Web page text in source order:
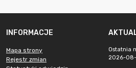
INFORMACJE
Mapa strony
Rejestr zmian
Ostatnia
2026-08-